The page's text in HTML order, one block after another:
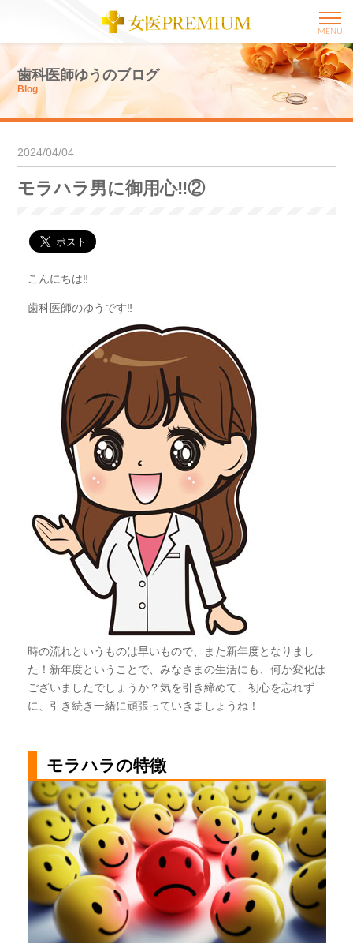
MENU
歯科医師ゆうのブログ
Blog
2024/04/04
モラハラ男に御用心‼︎②
こんにちは‼︎
歯科医師のゆうです‼︎
時の流れというものは早いもので、また新年度となりまし
た！新年度ということで、みなさまの生活にも、何か変化は
ございましたでしょうか？気を引き締めて、初心を忘れず
に、引き続き一緒に頑張っていきましょうね！
モラハラの特徴